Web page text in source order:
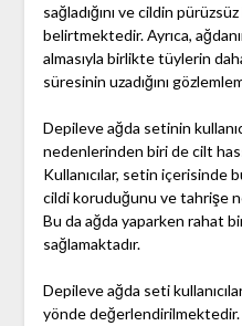
sağladığını ve cildin pürüzsüz
belirtmektedir. Ayrıca,
almasıyla birlikte tüylerin
süresinin uzadığını
Depileve ağda setinin
nedenlerinden biri de cilt
Kullanıcılar, setin içerisinde
cildi koruduğunu ve tahrişe
Bu da ağda yaparken rahat
sağlamaktadır.
Depileve ağda seti
yönde değerlendirilmektedir.